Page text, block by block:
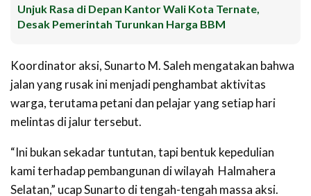
Unjuk Rasa di Depan Kantor Wali Kota Ternate,
Desak Pemerintah Turunkan Harga BBM
Koordinator aksi, Sunarto M. Saleh mengatakan bahwa
jalan yang rusak ini menjadi penghambat aktivitas
warga, terutama petani dan pelajar yang setiap hari
melintas di jalur tersebut.
“Ini bukan sekadar tuntutan, tapi bentuk kepedulian
kami terhadap pembangunan di wilayah Halmahera
Selatan,” ucap Sunarto di tengah-tengah massa aksi.